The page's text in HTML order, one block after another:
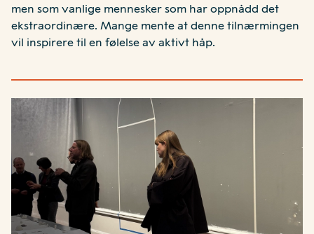
men som vanlige mennesker som har oppnådd det
ekstraordinære. Mange mente at denne tilnærmingen
vil inspirere til en følelse av aktivt håp.